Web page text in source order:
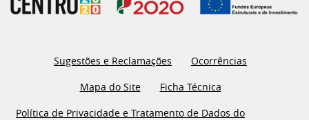
Sugestões e Reclamações
Ocorrências
Mapa do Site
Ficha Técnica
Política de Privacidade e Tratamento de Dados do